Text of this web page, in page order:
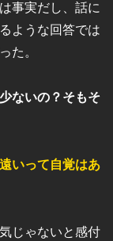
事実だし、話に
ような回答では
た。
ないの？そもそ
いって自覚はあ
じゃないと感付